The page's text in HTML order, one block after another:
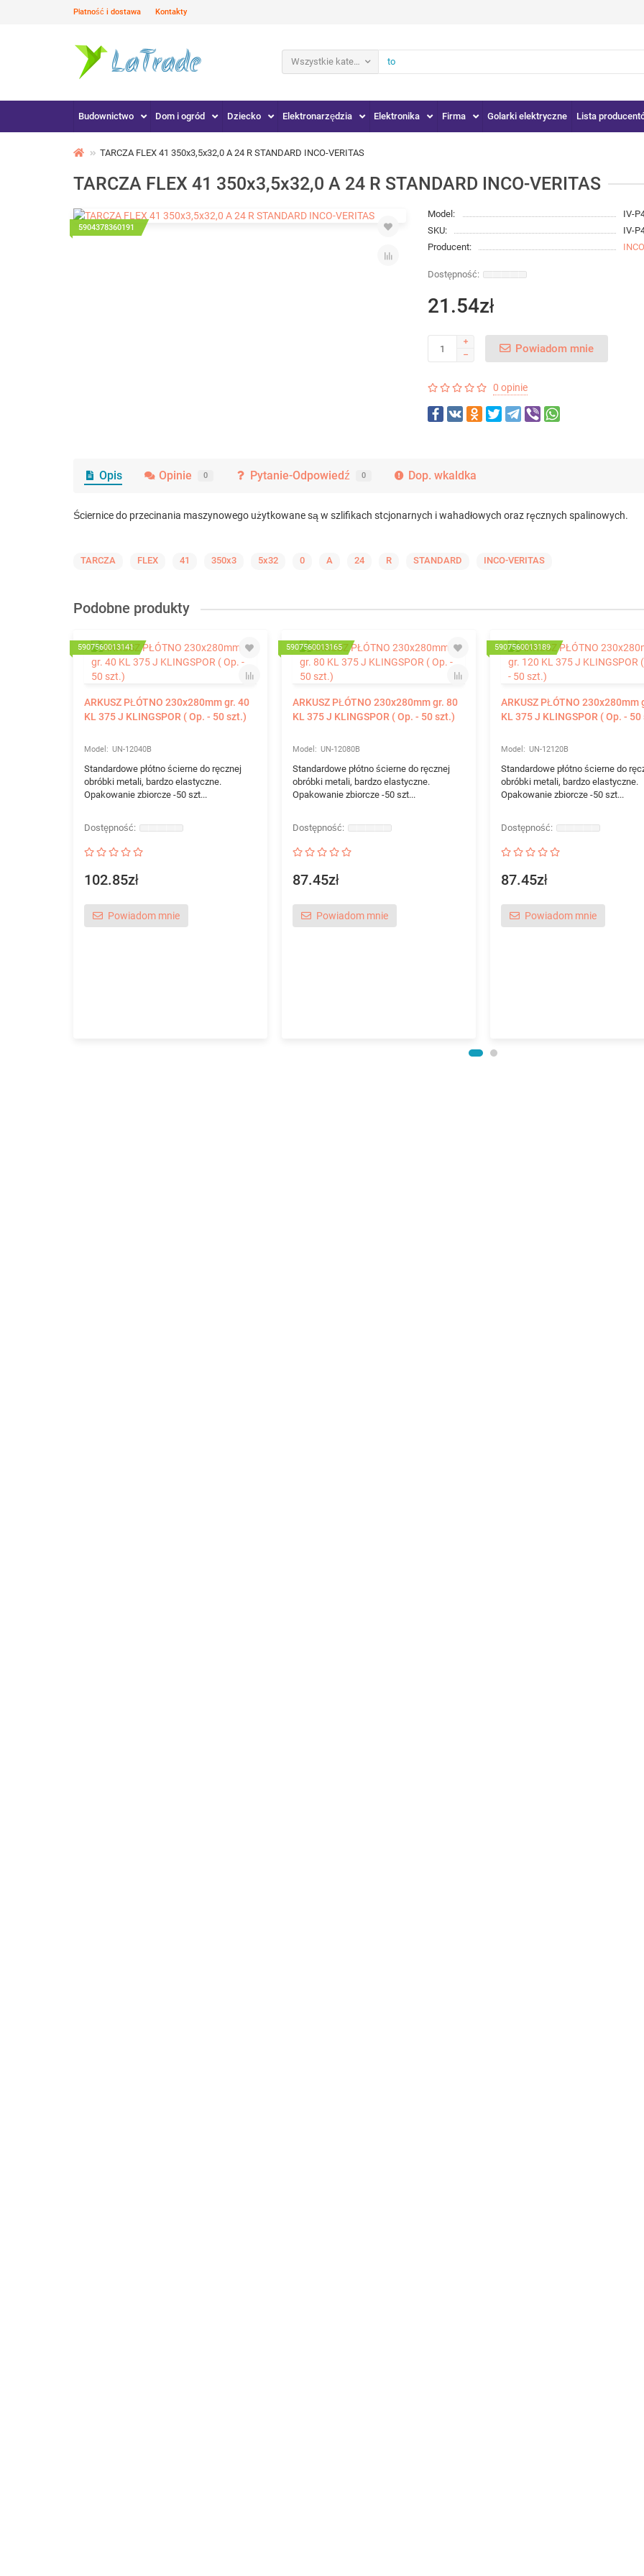
Płatność i dostawa Kontakty
Wszystkie kategorie
Budownictwo Dom i ogród Dziecko Elektronarzędzia Elektronika Firma Golarki elektryczne Lista
TARCZA FLEX 41 350x3,5x32,0 A 24 R STANDARD INCO-VERITAS
TARCZA FLEX 41 350x3,5x32,0 A 24 R STANDARD INCO-VERITAS
5904378360191
Model:
IV-
SKU:
IV-
Producent:
21.54zł
Powiadom mnie
0 opinie
Opis Opinie 0 Pytanie-Odpowiedź 0 Dop. wkaldka
Ściernice do przecinania maszynowego użytkowane są w szlifikach stcjonarnych i wahadłowych oraz ręcznych spalinowych.
TARCZA FLEX 41 350x3 5x32 0 A 24 R STANDARD INCO-VERITAS
Podobne produkty
5907560013141
ARKUSZ PŁÓTNO 230x280mm gr. 40
KL 375 J KLINGSPOR ( Op. - 50 szt.)
UN-12040B
Standardowe płótno ścierne do ręcznej
obróbki metali, bardzo elastyczne.
Opakowanie zbiorcze -50 szt...
102.85zł
Powiadom mnie
5907560013165
ARKUSZ PŁÓTNO 230x280mm gr. 80
KL 375 J KLINGSPOR ( Op. - 50 szt.)
UN-12080B
Standardowe płótno ścierne do ręcznej
obróbki metali, bardzo elastyczne.
Opakowanie zbiorcze -50 szt...
87.45zł
Powiadom mnie
5907560013189
ARKUSZ PŁÓTNO 230x280mm
KL 375 J KLINGSPOR ( Op. - 50
UN-12120B
Standardowe płótno ścierne do
obróbki metali, bardzo elastyczne.
Opakowanie zbiorcze -50 szt...
87.45zł
Powiadom mnie